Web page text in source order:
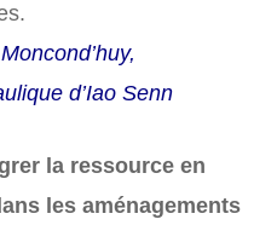
d’Iao Senn
la ressource en
les aménagements